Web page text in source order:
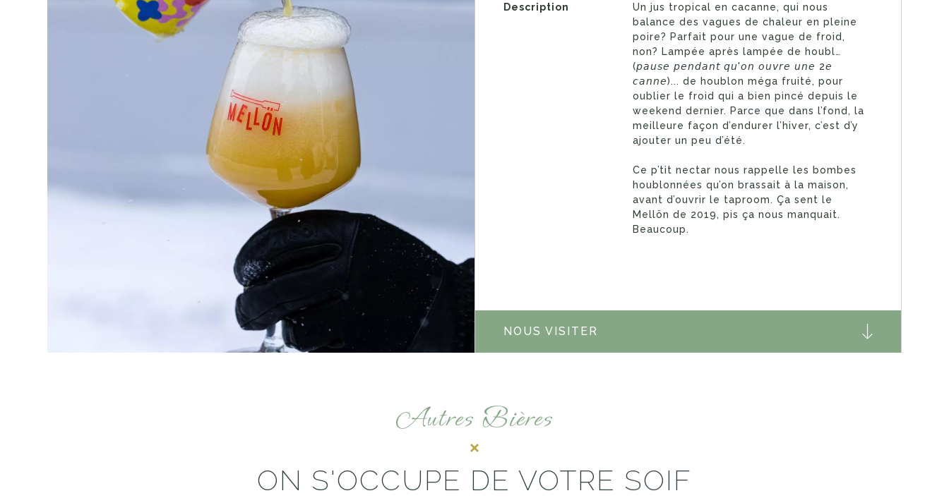
Description
Un jus tropical en cacanne, qui nous
balance des vagues de chaleur en pleine
poire? Parfait pour une vague de froid,
non? Lampée après lampée de houbl…
(𝘱𝘢𝘶𝘴𝘦 𝘱𝘦𝘯𝘥𝘢𝘯𝘵 𝘲𝘶'𝘰𝘯 𝘰𝘶𝘷𝘳𝘦 𝘶𝘯𝘦 2𝘦
𝘤𝘢𝘯𝘯𝘦)... de houblon méga fruité, pour
oublier le froid qui a bien pincé depuis le
weekend dernier. Parce que dans l’fond, la
meilleure façon d’endurer l’hiver, c’est d’y
ajouter un peu d’été.
Ce p’tit nectar nous rappelle les bombes
houblonnées qu’on brassait à la maison,
avant d’ouvrir le taproom. Ça sent le
Mellön de 2019, pis ça nous manquait.
Beaucoup.
NOUS VISITER
Autres Bières
ON S'OCCUPE DE VOTRE SOIF